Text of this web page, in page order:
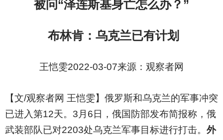
被问“泽连斯基身亡怎么办？”
布林肯：乌克兰已有计划
王恺雯2022-03-07来源：观察者网
【文/观察者网 王恺雯】俄罗斯和乌克兰的军事冲突
已进入第12天。3月6日，俄国防部发布简报称，俄
武装部队已对2203处乌克兰军事目标进行打击。 外